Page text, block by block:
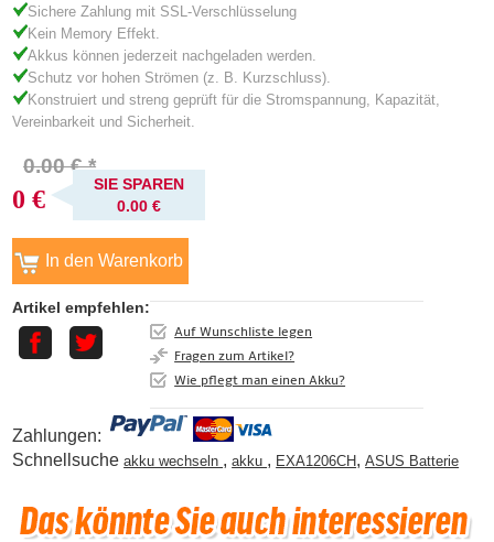
Sichere Zahlung mit SSL-Verschlüsselung
Kein Memory Effekt.
Akkus können jederzeit nachgeladen werden.
Schutz vor hohen Strömen (z. B. Kurzschluss).
Konstruiert und streng geprüft für die Stromspannung, Kapazität,
Vereinbarkeit und Sicherheit.
0.00 € *
0 €
SIE SPAREN
0.00 €
Artikel empfehlen:
Auf Wunschliste legen
Fragen zum Artikel?
Wie pflegt man einen Akku?
Zahlungen:
Schnellsucheakku wechseln ,akku , EXA1206CH ,ASUS Batterie